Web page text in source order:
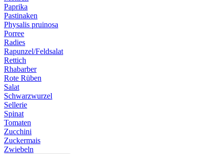
Paprika
Pastinaken
Physalis pruinosa
Porree
Radies
Rapunzel/Feldsalat
Rettich
Rhabarber
Rote Rüben
Salat
Schwarzwurzel
Sellerie
Spinat
Tomaten
Zucchini
Zuckermais
Zwiebeln